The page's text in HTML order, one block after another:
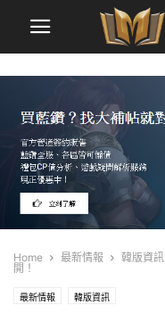
Home 最新情報 韓版資訊
開！
最新情報 韓版資訊